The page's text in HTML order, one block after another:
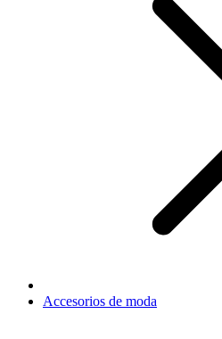
Accesorios de moda